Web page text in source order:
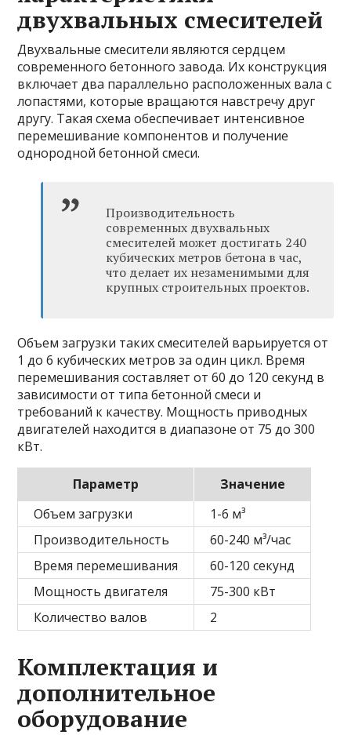
двухвальных смесителей
Двухвальные смесители являются сердцем
современного бетонного завода. Их конструкция
включает два параллельно расположенных вала с
лопастями, которые вращаются навстречу друг
другу. Такая схема обеспечивает интенсивное
перемешивание компонентов и получение
однородной бетонной смеси.
Производительность
современных двухвальных
смесителей может достигать 240
кубических метров бетона в час,
что делает их незаменимыми для
крупных строительных проектов.
Объем загрузки таких смесителей варьируется от
1 до 6 кубических метров за один цикл. Время
перемешивания составляет от 60 до 120 секунд в
зависимости от типа бетонной смеси и
требований к качеству. Мощность приводных
двигателей находится в диапазоне от 75 до 300
кВт.
Параметр
Значение
Объем загрузки
1-6 м³
Производительность
60-240 м³/час
Время перемешивания
60-120 секунд
Мощность двигателя
75-300 кВт
Количество валов
2
Комплектация и
дополнительное
оборудование